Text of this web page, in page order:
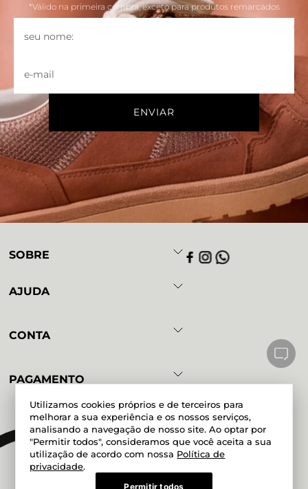
Utilizamos cookies próprios e de terceiros para
melhorar a sua experiência e os nossos serviços,
analisando a navegação de nosso site. Ao optar por
"Permitir todos", consideramos que você aceita a sua
utilização de acordo com nossa Política de
privacidade.
Permitir todos
*Válido na primeira compra, exceto para produtos remarcados
SOBRE
AJUDA
CONTA
PAGAMENTO
Powered by Developed by